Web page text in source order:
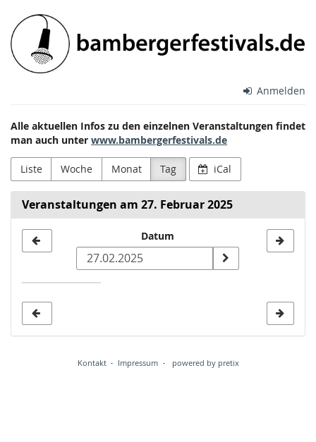
Zum
Haupt-
Inhalt
springen
Bamberger
Festivals
e.V.
Anmelden
Alle aktuellen Infos zu den einzelnen Veranstaltungen findet
man auch unter www.bambergerfestivals.de
Liste Woche Monat Tag iCal
Veranstaltungen am 27. Februar 2025
zur
Anzeige
Datum
Kontakt Impressum powered by pretix